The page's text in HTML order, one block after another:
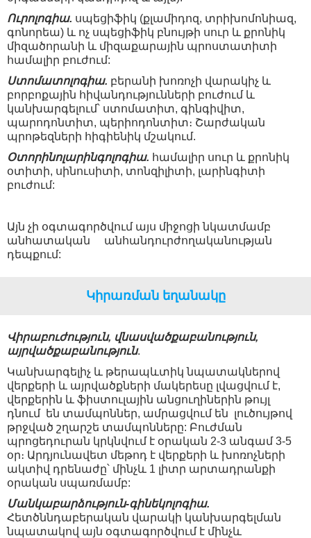
Ուրոլոգիա. սպեցիֆիկ (քլամիդոզ, տրիխոմոնիազ,
գոնորեա) և ոչ սպեցիֆիկ բնույթի սուր և քրոնիկ
միզածորանի և միզաքարային պրոստատիտի
համալիր բուժում:
Ստոմատոլոգիա. բերանի խոռոչի վարակիչ և
բորբոքային հիվանդությունների բուժում և
կանխարգելում՝ ստոմատիտ, գինգիվիտ,
պարոդոնտիտ, պերիոդոնտիտ։ Շարժական
պրոթեզների հիգիենիկ մշակում.
Օտորինոլարինգոլոգիա. համալիր սուր և քրոնիկ
օտիտի, սինուսիտի, տոնզիլիտի, լարինգիտի
բուժում:
Այն չի օգտագործվում այս միջոցի նկատմամբ
անհատական ​ անհանդուրժողականության
դեպքում:
Կիրառման եղանակը
Վիրաբուժություն, վնասվածքաբանություն,
այրվածքաբանություն.
Կանխարգելիչ և թերապևտիկ նպատակներով
վերքերի և այրվածքների մակերեսը լվացվում է,
վերքերին և ֆիստուլային անցուղիներին թույլ
դնում են տամպոններ, ամրացվում են լուծույթով
թրջված շղարշե տամպոնները: Բուժման
պրոցեդուրան կրկնվում է օրական 2-3 անգամ 3-5
օր։ Արդյունավետ մեթոդ է վերքերի և խոռոչների
ակտիվ դրենաժը՝ մինչև 1 լիտր արտադրանքի
օրական սպառմամբ:
Մանկաբարձություն-գինեկոլոգիա.
Հետծննդաբերական վարակի կանխարգելման
նպատակով այն օգտագործվում է մինչև